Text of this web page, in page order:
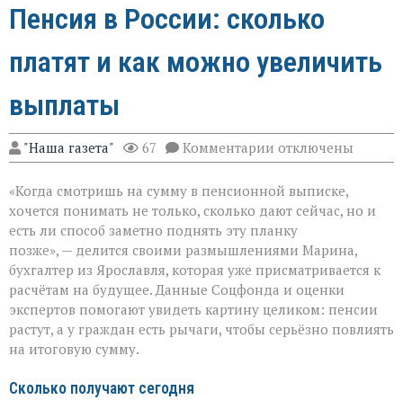
Пенсия в России: сколько
платят и как можно увеличить
выплаты
"Наша газета" 67 Комментарии к
записи
в
России:
платят
и
как
можно
увеличить
выплаты
отключены
«Когда смотришь на сумму в пенсионной выписке,
хочется понимать не только, сколько дают сейчас, но и
есть ли способ заметно поднять эту планку
позже», — делится своими размышлениями Марина,
бухгалтер из Ярославля, которая уже присматривается к
расчётам на будущее. Данные Соцфонда и оценки
экспертов помогают увидеть картину целиком: пенсии
растут, а у граждан есть рычаги, чтобы серьёзно повлиять
на итоговую сумму.
Сколько получают сегодня